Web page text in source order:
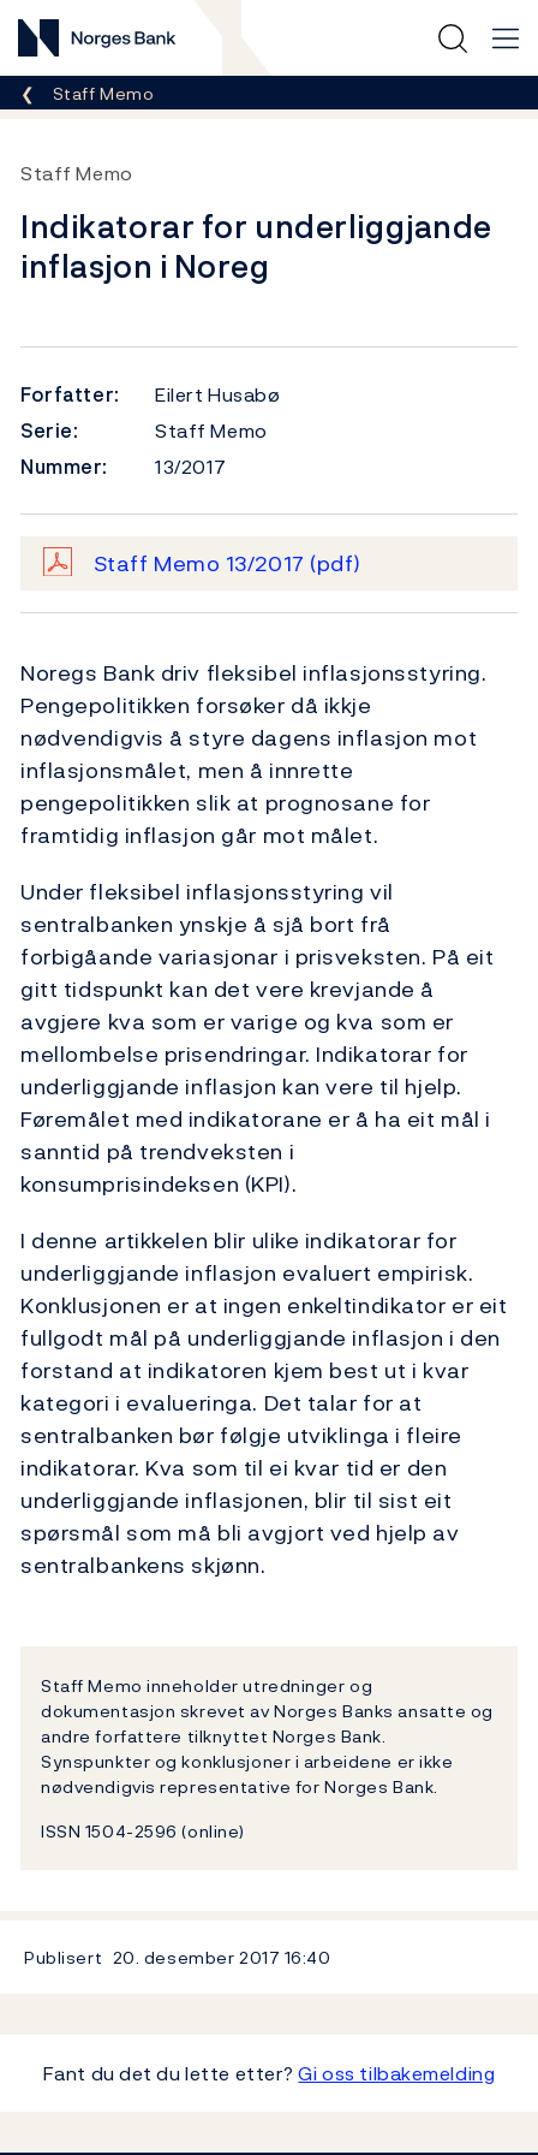
Norges Bank
Her er du nå:
Staff Memo
Staff Memo
Indikatorar for underliggjande
inflasjon i Noreg
Forfatter:
Eilert Husabø
Serie:
Staff Memo
Nummer:
13/2017
Staff Memo 13/2017 (pdf)
Noregs Bank driv fleksibel inflasjonsstyring.
Pengepolitikken forsøker då ikkje
nødvendigvis å styre dagens inflasjon mot
inflasjonsmålet, men å innrette
pengepolitikken slik at prognosane for
framtidig inflasjon går mot målet.
Under fleksibel inflasjonsstyring vil
sentralbanken ynskje å sjå bort frå
forbigåande variasjonar i prisveksten. På eit
gitt tidspunkt kan det vere krevjande å
avgjere kva som er varige og kva som er
mellombelse prisendringar. Indikatorar for
underliggjande inflasjon kan vere til hjelp.
Føremålet med indikatorane er å ha eit mål i
sanntid på trendveksten i
konsumprisindeksen (KPI).
I denne artikkelen blir ulike indikatorar for
underliggjande inflasjon evaluert empirisk.
Konklusjonen er at ingen enkeltindikator er eit
fullgodt mål på underliggjande inflasjon i den
forstand at indikatoren kjem best ut i kvar
kategori i evalueringa. Det talar for at
sentralbanken bør følgje utviklinga i fleire
indikatorar. Kva som til ei kvar tid er den
underliggjande inflasjonen, blir til sist eit
spørsmål som må bli avgjort ved hjelp av
sentralbankens skjønn.
Staff Memo inneholder utredninger og
dokumentasjon skrevet av Norges Banks ansatte og
andre forfattere tilknyttet Norges Bank.
Synspunkter og konklusjoner i arbeidene er ikke
nødvendigvis representative for Norges Bank.
ISSN 1504-2596 (online)
Publisert 20. desember 2017 16:40
Fant du det du lette etter?Gi oss tilbakemelding